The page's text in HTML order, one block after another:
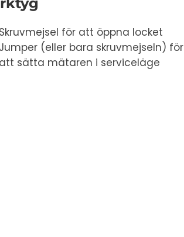
Skruvmejsel för att öppna locket
Jumper (eller bara skruvmejseln) för
att sätta mätaren i serviceläge